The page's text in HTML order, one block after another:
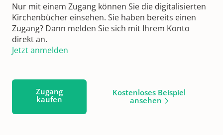
Nur mit einem Zugang können Sie die digitalisierten
Kirchenbücher einsehen. Sie haben bereits einen
Zugang? Dann melden Sie sich mit Ihrem Konto
direkt an.
Jetzt anmelden
Zugang
kaufen
Kostenloses Beispiel
ansehen